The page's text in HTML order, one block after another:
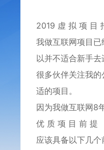
2019 虚 拟 项 目
我做互联网项目
以并不适合新手去
很多伙伴关注我
适的项目。
因为我做互联网8
优 质 项 目 前 提
应该具备以下几个